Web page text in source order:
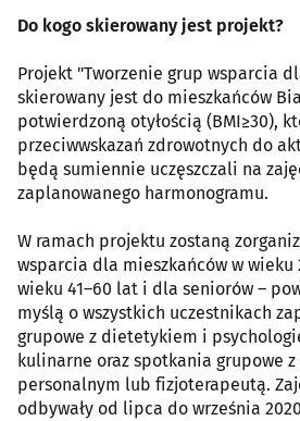
Do kogo skierowany jest projekt?
Projekt "Tworzenie grup wsparcia
skierowany jest do mieszkańców
potwierdzoną otyłością (BMI≥30),
przeciwwskazań zdrowotnych do
będą sumiennie uczęszczali na
zaplanowanego harmonogramu.
W ramach projektu zostaną
wsparcia dla mieszkańców w wieku
wieku 41–60 lat i dla seniorów –
myślą o wszystkich uczestnikach
grupowe z dietetykiem i
kulinarne oraz spotkania grupowe
personalnym lub fizjoterapeutą.
odbywały od lipca do września